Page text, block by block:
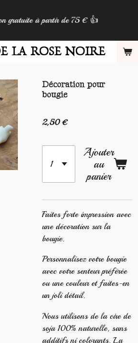
LA ROSE NOIRE
gratuite à partir de 75 € 👍
Décoration pour
bougie
2,50 €
Ajouter
au
panier
Faites forte impression avec
une décoration sur la
bougie.
Personnalisez votre bougie
avec votre senteur préférée
ou une couleur et faites-en
un joli détail.
Nous utilisons de la cire de
soja 100% naturelle, sans
additifs ni colorants. La